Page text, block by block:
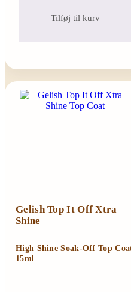
Tilføj til kurv
Gelish Top It Off Xtra
Shine
High Shine Soak-Off Top
15ml